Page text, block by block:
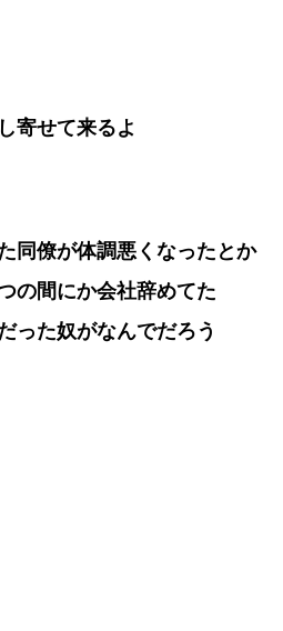
寄せて来るよ
同僚が体調悪くなったとか
の間にか会社辞めてた
った奴がなんでだろう